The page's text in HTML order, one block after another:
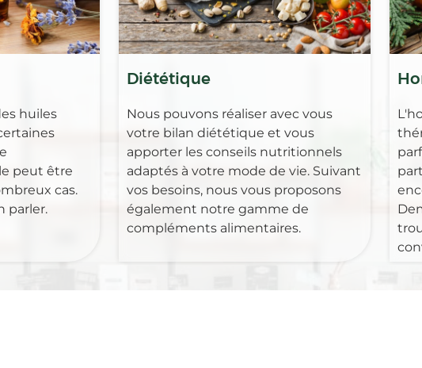
huiles
peut être
cas.
parler.
Diététique
Nous pouvons réaliser avec vous
votre bilan diététique et vous
apporter les conseils nutritionnels
adaptés à votre mode de vie. Suivant
vos besoins, nous vous proposons
également notre gamme de
compléments alimentaires.